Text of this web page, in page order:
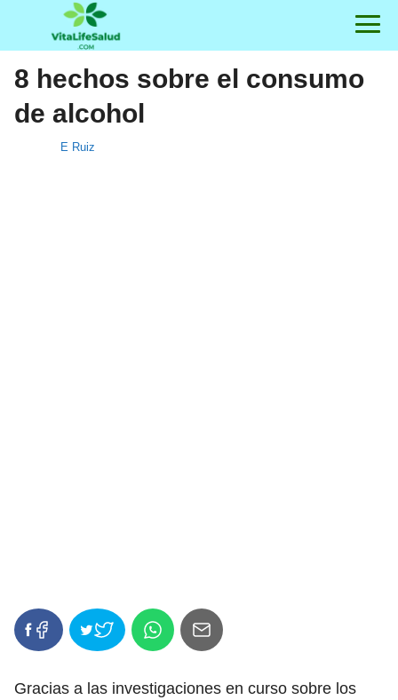
8 hechos sobre el consumo
de alcohol
E Ruiz
Gracias a las investigaciones en curso sobre los